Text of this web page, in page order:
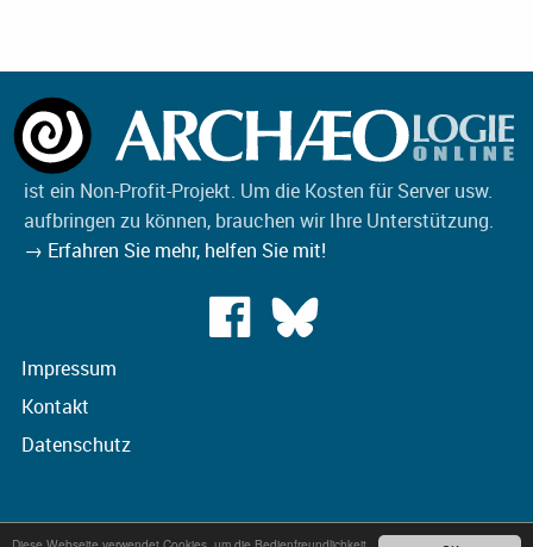
ist ein Non-Profit-Projekt. Um die Kosten für Server usw.
aufbringen zu können, brauchen wir Ihre Unterstützung.
→ Erfahren Sie mehr, helfen Sie mit!
Impressum
Kontakt
Datenschutz